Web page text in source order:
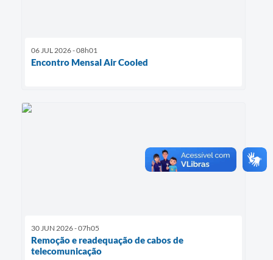
06 JUL 2026 - 08h01
Encontro Mensal Air Cooled
30 JUN 2026 - 07h05
Remoção e readequação de cabos de
telecomunicação